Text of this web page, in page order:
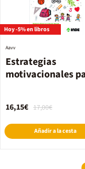
Hoy -5% en libros
Estrategias
motivacionales
Aavv
17,00€
16,15€
Añadir a la cesta